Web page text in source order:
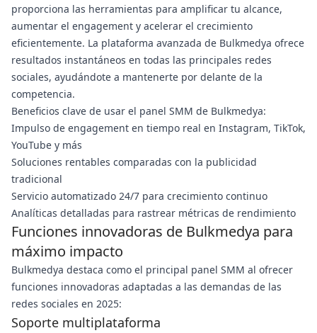
proporciona las herramientas para amplificar tu alcance,
aumentar el engagement y acelerar el crecimiento
eficientemente. La plataforma avanzada de Bulkmedya ofrece
resultados instantáneos en todas las principales redes
sociales, ayudándote a mantenerte por delante de la
competencia.
Beneficios clave de usar el panel SMM de Bulkmedya:
Impulso de engagement en tiempo real en Instagram, TikTok,
YouTube y más
Soluciones rentables comparadas con la publicidad
tradicional
Servicio automatizado 24/7 para crecimiento continuo
Analíticas detalladas para rastrear métricas de rendimiento
Funciones innovadoras de Bulkmedya para
máximo impacto
Bulkmedya destaca como el principal panel SMM al ofrecer
funciones innovadoras adaptadas a las demandas de las
redes sociales en 2025:
Soporte multiplataforma